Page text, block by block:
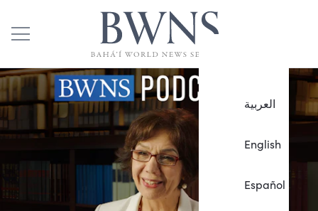
العربية
English
Español